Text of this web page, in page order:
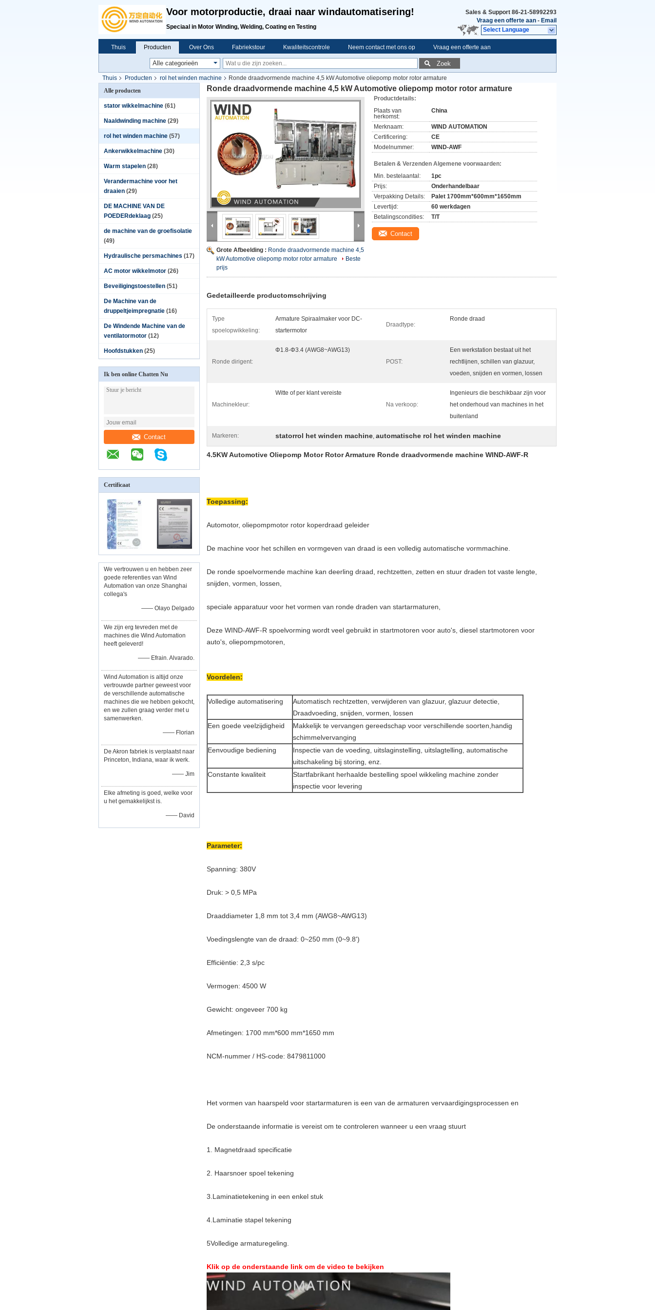
Voor motorproductie, draai naar windautomatisering!
Speciaal in Motor Winding, Welding, Coating en Testing
Sales & Support 86-21-58992293
Vraag een offerte aan - Email
Select Language
Thuis Producten Over Ons Fabriekstour Kwaliteitscontrole Neem contact met ons op Vraag een offerte aan
Zoek
Thuis Producten rol het winden machine
Ronde draadvormende machine 4,5 kW Automotive oliepomp motor rotor armature
Alle producten
stator wikkelmachine (61)
Naaldwinding machine (29)
rol het winden machine (57)
Ankerwikkelmachine (30)
Warm stapelen (28)
Verandermachine voor het
draaien (29)
DE MACHINE VAN DE
POEDERdeklaag (25)
de machine van de groefisolatie
(49)
Hydraulische persmachines (17)
AC motor wikkelmotor (26)
Beveiligingstoestellen (51)
De Machine van de
druppeltjeimpregnatie (16)
De Windende Machine van de
ventilatormotor (12)
Hoofdstukken (25)
Ik ben online Chatten Nu
Contact
Certificaat
We vertrouwen u en hebben zeer
goede referenties van Wind
Automation van onze Shanghai
collega's
—— Olayo Delgado
We zijn erg tevreden met de
machines die Wind Automation
heeft geleverd!
—— Efrain. Alvarado.
Wind Automation is altijd onze
vertrouwde partner geweest voor
de verschillende automatische
machines die we hebben gekocht,
en we zullen graag verder met u
samenwerken.
—— Florian
De Akron fabriek is verplaatst naar
Princeton, Indiana, waar ik werk.
—— Jim
Elke afmeting is goed, welke voor
u het gemakkelijkst is.
—— David
Ronde draadvormende machine 4,5 kW Automotive oliepomp motor rotor armature
Grote Afbeelding : Ronde draadvormende machine 4,5
kW Automotive oliepomp motor rotor armature
Beste
prijs
Productdetails:
Plaats van
herkomst:
China
Merknaam:
WIND AUTOMATION
Certificering:
CE
Modelnummer:
WIND-AWF
Betalen & Verzenden Algemene voorwaarden:
Min. bestelaantal:
1pc
Prijs:
Onderhandelbaar
Verpakking Details:
Palet 1700mm*600mm*1650mm
Levertijd:
60 werkdagen
Betalingscondities:
T/T
Contact
Gedetailleerde productomschrijving
Type
spoelopwikkeling:
Armature Spiraalmaker voor DC-
startermotor
Draadtype:
Ronde draad
Ronde dirigent:
Φ1.8-Φ3.4 (AWG8~AWG13)
POST:
Een werkstation bestaat uit het
rechtlijnen, schillen van glazuur,
voeden, snijden en vormen, lossen
Machinekleur:
Witte of per klant vereiste
Na verkoop:
Ingenieurs die beschikbaar zijn voor
het onderhoud van machines in het
buitenland
Markeren: statorrol het winden machine, automatische rol het winden machine
4.5KW Automotive Oliepomp Motor Rotor Armature Ronde draadvormende machine WIND-AWF-R
Toepassing:
Automotor, oliepompmotor rotor koperdraad geleider
De machine voor het schillen en vormgeven van draad is een volledig automatische vormmachine.
De ronde spoelvormende machine kan deerling draad, rechtzetten, zetten en stuur draden tot vaste lengte,
snijden, vormen, lossen,
speciale apparatuur voor het vormen van ronde draden van startarmaturen,
Deze WIND-AWF-R spoelvorming wordt veel gebruikt in startmotoren voor auto's, diesel startmotoren voor
auto's, oliepompmotoren,
Voordelen:
Volledige automatisering
Automatisch rechtzetten, verwijderen van glazuur, glazuur detectie,
Draadvoeding, snijden, vormen, lossen
Een goede veelzijdigheid
Makkelijk te vervangen gereedschap voor verschillende soorten, handig
schimmelvervanging
Eenvoudige bediening
Inspectie van de voeding, uitslaginstelling, uitslagtelling, automatische
uitschakeling bij storing, enz.
Constante kwaliteit
Startfabrikant herhaalde bestelling spoel wikkeling machine zonder
inspectie voor levering
Parameter:
Spanning: 380V
Druk: > 0,5 MPa
Draaddiameter 1,8 mm tot 3,4 mm (AWG8~AWG13)
Voedingslengte van de draad: 0~250 mm (0~9.8')
Efficiëntie: 2,3 s/pc
Vermogen: 4500 W
Gewicht: ongeveer 700 kg
Afmetingen: 1700 mm*600 mm*1650 mm
NCM-nummer / HS-code: 8479811000
Het vormen van haarspeld voor startarmaturen is een van de armaturen vervaardigingsprocessen en
De onderstaande informatie is vereist om te controleren wanneer u een vraag stuurt
1. Magnetdraad specificatie
2. Haarsnoer spoel tekening
3.Laminatietekening in een enkel stuk
4.Laminatie stapel tekening
5Volledige armaturegeling.
Klik op de onderstaande link om de video te bekijken